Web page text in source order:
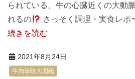
られている、牛の心臓近くの大動
れるの
さっそく調理・実食レ
続きを読む
2021年8月24日
牛肉珍味大図鑑